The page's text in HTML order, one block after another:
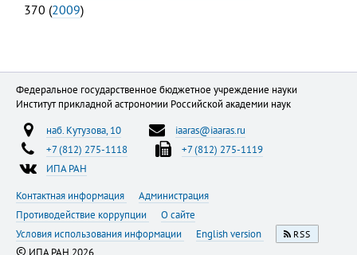
370 (2009)
Федеральное государственное бюджетное учреждение науки
Институт прикладной астрономии Российской академии наук
наб. Кутузова, 10
iaaras@iaaras.ru
+7 (812) 275-1118
+7 (812) 275-1119
ИПА РАН
Контактная информация
Администрация
Противодействие коррупции
О сайте
Условия использования информации
English version RSS
© ИПА РАН 2026